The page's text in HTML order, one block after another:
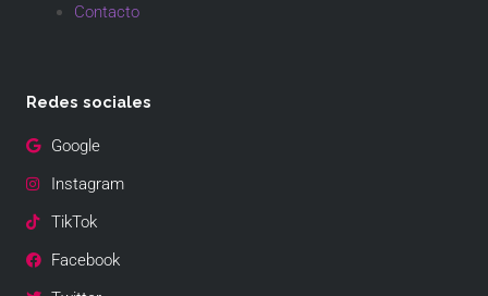
Contacto
Redes sociales
Google
Instagram
TikTok
Facebook